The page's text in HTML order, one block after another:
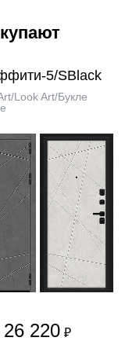
5/SBlack
Look Art/Букле
26 220 ₽